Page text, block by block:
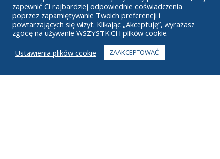
O
zapewnić Ci najbardziej odpowiednie doświadczenia
poprzez zapamiętywanie Twoich preferencji i
powtarzających się wizyt. Klikając „Akceptuję”, wyrażasz
zgodę na używanie WSZYSTKICH plików cookie.
Ustawienia plików cookie
ZAAKCEPTOWAĆ